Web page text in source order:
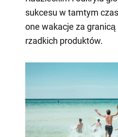
sukcesu w tamtym
one wakacje za granicą
rzadkich produktów.